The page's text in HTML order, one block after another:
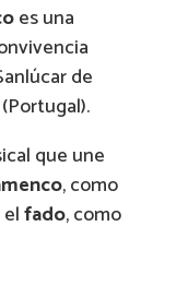
es una
de
que une
, como
fado, como